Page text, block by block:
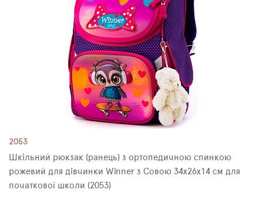
2053
Шкільний рюкзак (ранець) з ортопедичною спинкою
рожевий для дівчинки Winner з Совою 34х26х14 см для
початкової школи (2053)